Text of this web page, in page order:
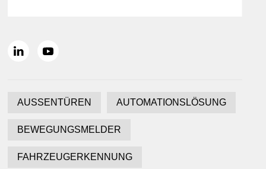
AUSSENTÜREN AUTOMATIONSLÖSUNG
BEWEGUNGSMELDER
FAHRZEUGERKENNUNG